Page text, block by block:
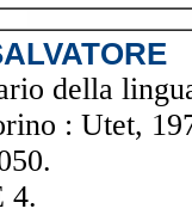
della
: Utet,
4.